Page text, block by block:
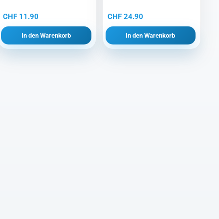
CHF 11.90
In den Warenkorb
CHF24.90
In den Warenkorb